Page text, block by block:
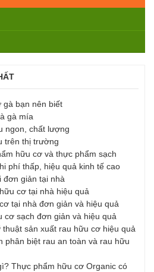
gà bạn nên biết
gà mía
ngon, chất lượng
trên thị trường
hữu cơ và thực phẩm sạch
phí thấp, hiệu quả kinh tế cao
đơn giản tại nhà
cơ tại nhà hiệu quả
tại nhà đơn giản và hiệu quả
cơ sạch đơn giản và hiệu quả
thuật sản xuất rau hữu cơ hiệu quả
phân biệt rau an toàn và rau hữu
Thực phẩm hữu cơ Organic có